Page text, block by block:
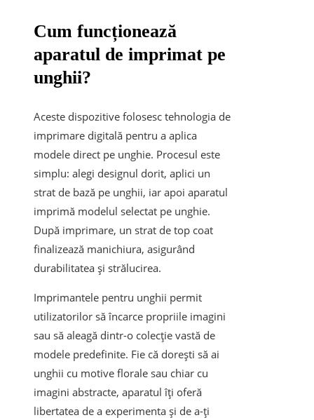
Cum funcționează
aparatul de imprimat pe
unghii?
Aceste dispozitive folosesc tehnologia de
imprimare digitală pentru a aplica
modele direct pe unghie. Procesul este
simplu: alegi designul dorit, aplici un
strat de bază pe unghii, iar apoi aparatul
imprimă modelul selectat pe unghie.
După imprimare, un strat de top coat
finalizează manichiura, asigurând
durabilitatea și strălucirea.
Imprimantele pentru unghii permit
utilizatorilor să încarce propriile imagini
sau să aleagă dintr-o colecție vastă de
modele predefinite. Fie că dorești să ai
unghii cu motive florale sau chiar cu
imagini abstracte, aparatul îți oferă
libertatea de a experimenta și de a-ți